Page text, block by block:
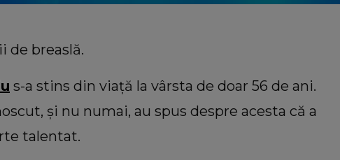
de breaslă.
s-a stins din viață la vârsta de doar 56 de ani.
și nu numai, au spus despre acesta că a
talentat.